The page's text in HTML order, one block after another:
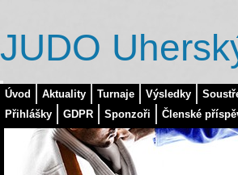
Úvod Aktuality Turnaje Výsledky
Přihlášky
GDPR Sponzoři Členské
JUDO